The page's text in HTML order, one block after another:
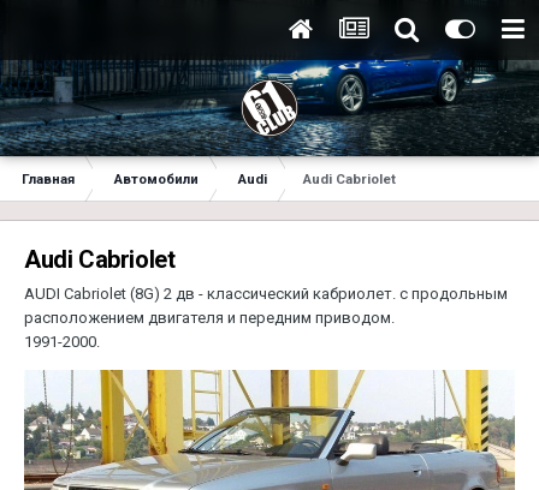
Главная Автомобили Audi Audi Cabriolet
Audi Cabriolet
AUDI Cabriolet (8G) 2 дв - классический кабриолет. с продольным
расположением двигателя и передним приводом.
1991-2000.